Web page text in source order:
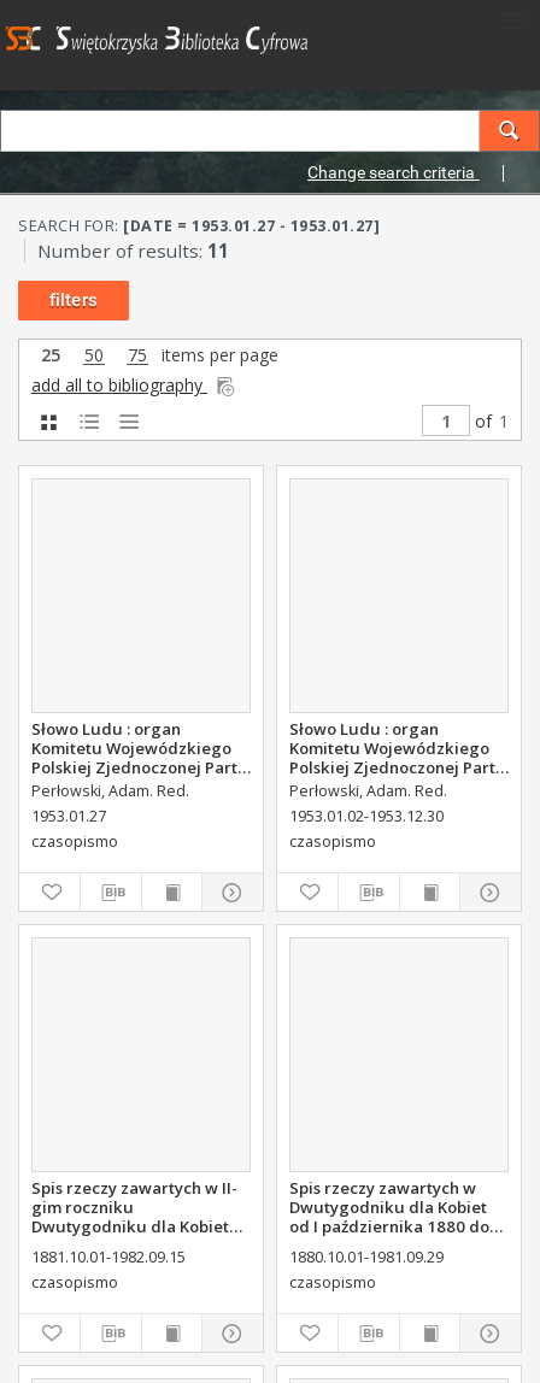
Change search criteria
SEARCH FOR: [DATE = 1953.01.27 - 1953.01.27]
Number of results: 11
filters
25 50 75
items per page
add all to bibliography
of 1
Słowo Ludu : organ
Komitetu Wojewódzkiego
Polskiej Zjednoczonej Partii
Robotniczej, 1953, R.5, nr 23
Perłowski, Adam. Red.
1953.01.27
czasopismo
Słowo Ludu : organ
Komitetu Wojewódzkiego
Polskiej Zjednoczonej Partii
Robotniczej, 1953, R.5, nr
158
Perłowski, Adam. Red.
1953.01.02-1953.12.30
czasopismo
Spis rzeczy zawartych w II-
gim roczniku
Dwutygodniku dla Kobiet
15. września 1882
1881.10.01-1982.09.15
czasopismo
Spis rzeczy zawartych w
Dwutygodniku dla Kobiet
od I października 1880 do
1880.10.01-1981.09.29
czasopismo